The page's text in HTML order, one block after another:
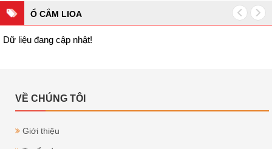
Ổ CẮM LIOA
Dữ liệu đang cập nhật!
VỀ CHÚNG TÔI
Giới thiệu